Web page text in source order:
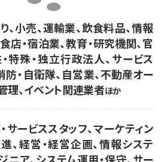
、小売、運輸業、飲食料品、情報
店・宿泊業、教育・研究機関、官
特殊・独立行政法人、サービス
防・自衛隊、自営業、不動産オー
理、イベント関連業者ほか
サービススタッフ、マーケティン
、経営・経営企画、情報システ